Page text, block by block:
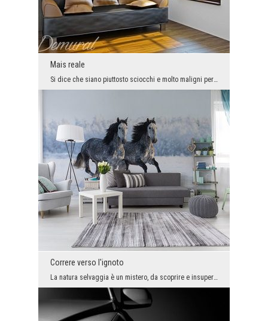
Mais reale
Si dice che siano piuttosto sciocchi e molto maligni per natura. Queste qualità negative non sign...
Correre verso l'ignoto
La natura selvaggia è un mistero, da scoprire e insuperabile. Se abbiamo la forza, non possiamo c...